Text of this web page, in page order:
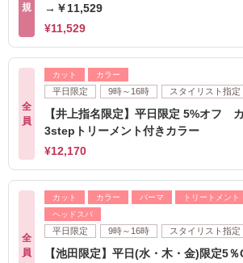
規
→￥11,529
¥11,529
全
員
カット カラー
平日限定 9時～16時 スタイリスト指定
【井上指名限定】平日限定 5%オフ
3stepトリーメント付きカラー
¥12,170
全
員
カット カラー パーマ
トリートメント
ヘッドスパ
平日限定 9時～16時 スタイリスト指定
【池田限定】平日(水・木・金)限定5％